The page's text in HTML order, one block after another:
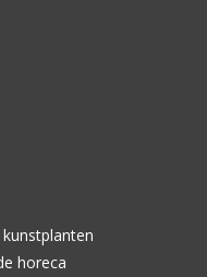
horeca